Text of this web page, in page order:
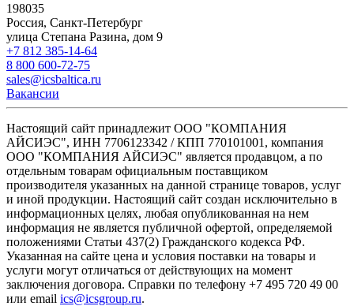
198035
Россия, Санкт-Петербург
улица Степана Разина, дом 9
+7 812 385-14-64
8 800 600-72-75
sales@icsbaltica.ru
Вакансии
Настоящий сайт принадлежит ООО "КОМПАНИЯ
АЙСИЭС", ИНН 7706123342 / КПП 770101001, компания
ООО "КОМПАНИЯ АЙСИЭС" является продавцом, а по
отдельным товарам официальным поставщиком
производителя указанных на данной странице товаров, услуг
и иной продукции. Настоящий сайт создан исключительно в
информационных целях, любая опубликованная на нем
информация не является публичной офертой, определяемой
положениями Статьи 437(2) Гражданского кодекса РФ.
Указанная на сайте цена и условия поставки на товары и
услуги могут отличаться от действующих на момент
заключения договора. Справки по телефону +7 495 720 49 00
или email ics@icsgroup.ru.